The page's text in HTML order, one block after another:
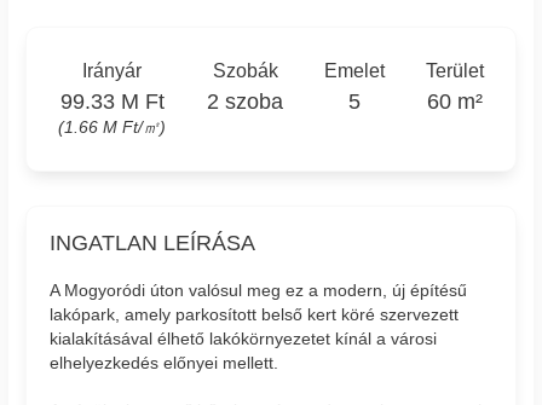
Irányár
99.33 M Ft
(1.66 M Ft/㎡)
Szobák
2 szoba
Emelet
5
Terület
60 m²
INGATLAN LEÍRÁSA
A Mogyoródi úton valósul meg ez a modern, új építésű
lakópark, amely parkosított belső kert köré szervezett
kialakításával élhető lakókörnyezetet kínál a városi
elhelyezkedés előnyei mellett.